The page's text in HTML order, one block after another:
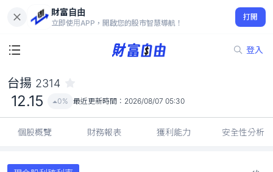
財富自由
立即使用APP，開啟您的股市智慧導航！
打開
登入
12.15
0%
台揚 2314
12.15 0% 最近更新時間： 2026/08/07 05:30
個股概覽 財務報表 獲利能力 安全性分析